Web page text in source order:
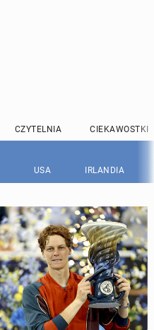
CZYTELNIA CIEKAWOSTKI
USA IRLANDIA